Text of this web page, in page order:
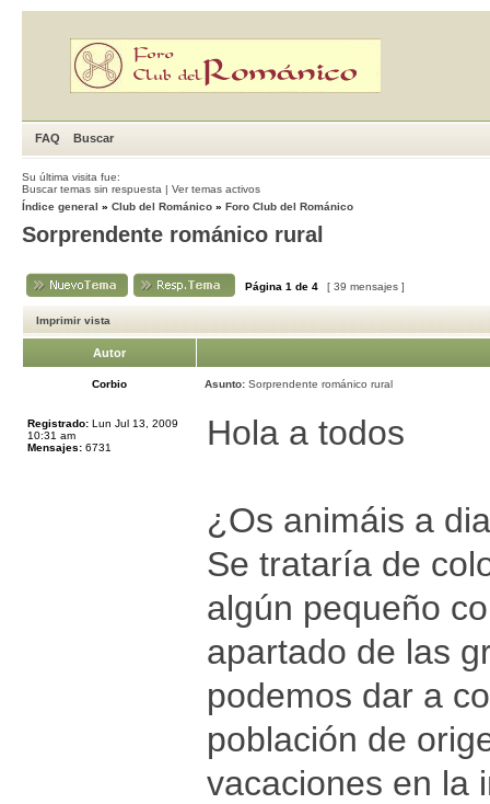
FAQ Buscar
Su última visita fue:
Buscar temas sin respuesta | Ver temas activos
Índice general » Club del Románico » Foro Club del Románico
Sorprendente románico rural
Página 1 de 4 [ 39 mensajes ]
Imprimir vista
Autor
Corbio Asunto: Sorprendente románico rural
Registrado: Lun Jul 13, 2009
10:31 am
Mensajes: 6731 Hola a todos
¿Os animáis a
Se trataría de
algún pequeño
apartado de las
podemos dar a
población de
vacaciones en la